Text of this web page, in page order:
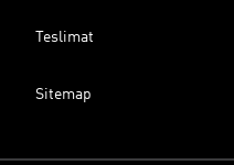
Teslimat
Sitemap